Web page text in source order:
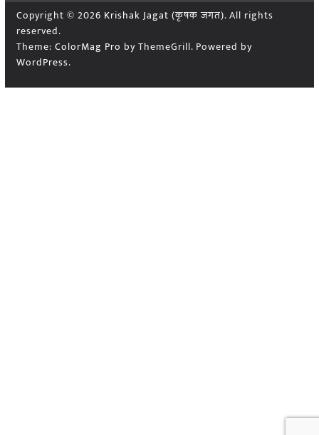
Copyright © 2026 Krishak Jagat (कृषक जगत). All rights
reserved.
Theme: ColorMag Pro by ThemeGrill. Powered by
WordPress.